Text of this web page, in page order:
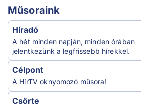
Műsoraink
Híradó
A hét minden napján, minden órában
jelentkezünk a legfrissebb hírekkel.
Célpont
A HírTV oknyomozó műsora!
Csörte